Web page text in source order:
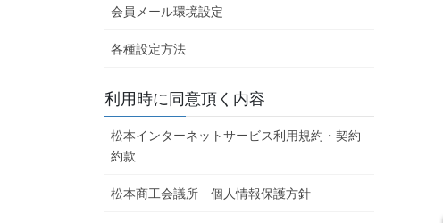
会員メール環境設定
各種設定方法
利用時に同意頂く内容
松本インターネットサービス利用規約・契約
約款
松本商工会議所 個人情報保護方針